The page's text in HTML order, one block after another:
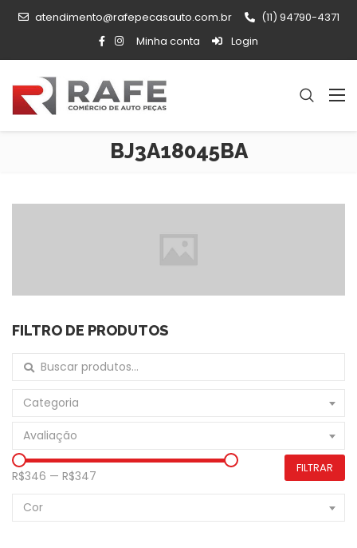
atendimento@rafepecasauto.com.br
(11) 94790-4371
Minha conta
Login
BJ3A18045BA
FILTRO DE PRODUTOS
Buscar por:
Categoria
Avaliação
R$346 — R$347
FILTRAR
Cor